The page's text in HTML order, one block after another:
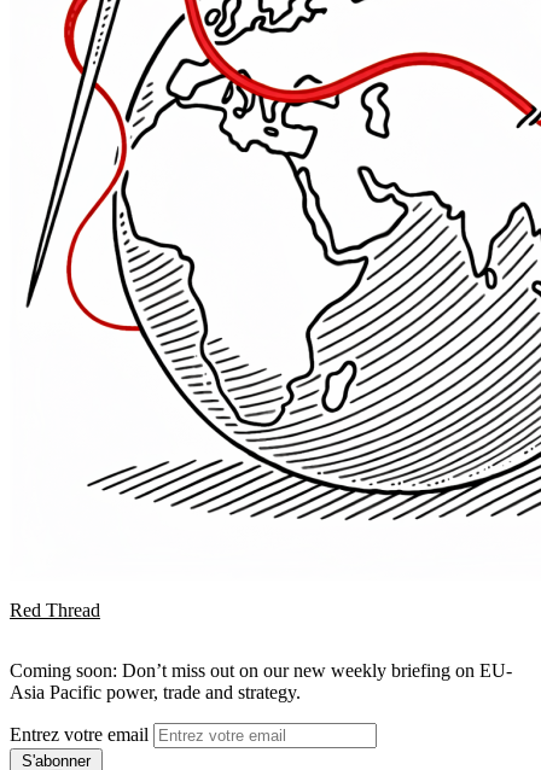
Red Thread
Coming soon: Don’t miss out on our new weekly briefing on EU-
Asia Pacific power, trade and strategy.
Entrez votre email
S'abonner